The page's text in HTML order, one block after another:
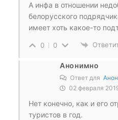
А инфа в отношении
белорусского
имеет хоть какое-то
0 0
Анонимно
Ответ для
02 февраля
Нет конечно, как и его
туристов в год.